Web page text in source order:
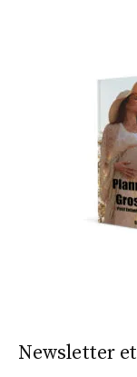
Newsletter et